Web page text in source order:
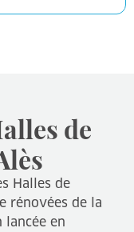
de
Halles de
rénovées de la
en